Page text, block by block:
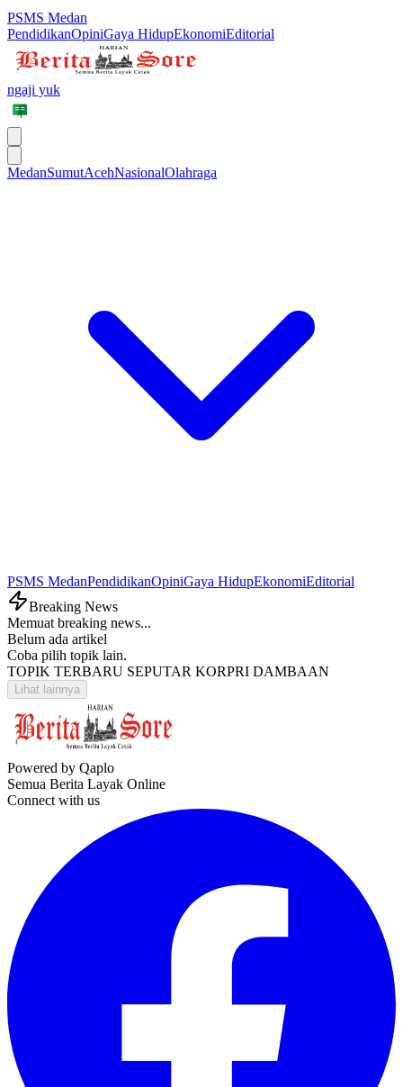
PSMS Medan
PendidikanOpiniGaya HidupEkonomiEditorial
ngaji yuk
MedanSumutAcehNasionalOlahraga
PSMS MedanPendidikanOpiniGaya HidupEkonomiEditorial
Breaking News
Memuat breaking news...
Belum ada artikel
Coba pilih topik lain.
TOPIK TERBARU SEPUTAR KORPRI DAMBAAN
Lihat lainnya
Powered by Qaplo
Semua Berita Layak Online
Connect with us